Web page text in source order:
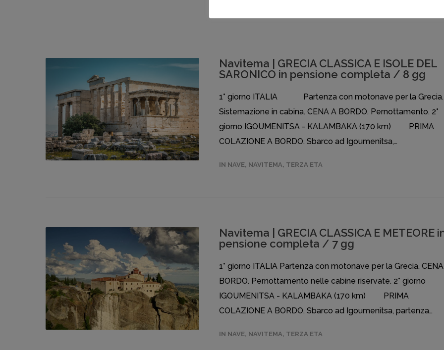
Navitema | GRECIA CLASSICA E ISOLE DEL
SARONICO in pensione completa / 8 gg
1° giorno ITALIA Partenza con motonave per la Grecia.
Sistemazione in cabina. CENA A BORDO. Pernottamento. 2°
giorno IGOUMENITSA - KALAMBAKA (170 km) PRIMA
COLAZIONE A BORDO. Sbarco ad Igoumenitsa,…
IN NAVE, NAVITEMA, TERZA ETA
Navitema | GRECIA CLASSICA E METEORE
pensione completa / 7 gg
1° giorno ITALIA Partenza con motonave per la Grecia.
BORDO. Pernottamento nelle cabine riservate. 2° giorno
IGOUMENITSA - KALAMBAKA (170 km) PRIMA
COLAZIONE A BORDO. Sbarco ad Igoumenitsa, partenza…
IN NAVE, NAVITEMA, TERZA ETA